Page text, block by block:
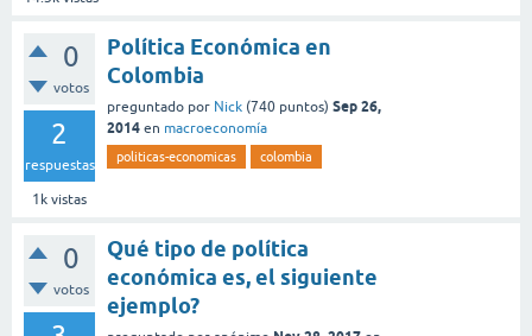
0
votos
2
respuestas
1k vistas
Política Económica en
Colombia
preguntado por Nick (740 puntos) Sep 26,
2014 en macroeconomía
politicas-economicas colombia
0
votos
Qué tipo de política
económica es, el siguiente
ejemplo?